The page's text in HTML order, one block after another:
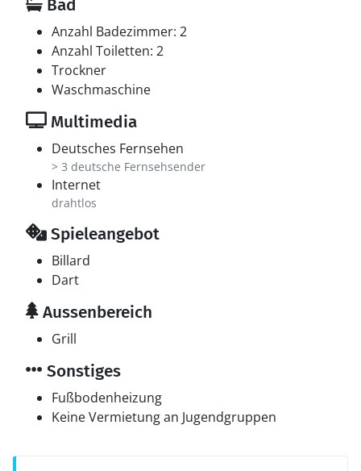
Bad
Anzahl Badezimmer: 2
Anzahl Toiletten: 2
Trockner
Waschmaschine
Multimedia
Deutsches Fernsehen
> 3 deutsche Fernsehsender
Internet
drahtlos
Spieleangebot
Billard
Dart
Aussenbereich
Grill
Sonstiges
Fußbodenheizung
Keine Vermietung an Jugendgruppen